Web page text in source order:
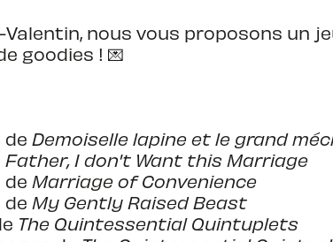
Valentin, nous vous proposons
goodies ! 💌
de Demoiselle lapine et le grand
Father, I don't Want this Marriage
de Marriage of Convenience
de My Gently Raised Beast
The Quintessential Quintuplets